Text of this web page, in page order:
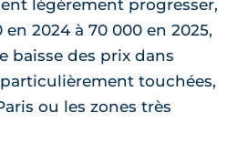
légèrement progresser,
2024 à 70 000 en 2025,
baisse des prix dans
touchées,
ou les zones très